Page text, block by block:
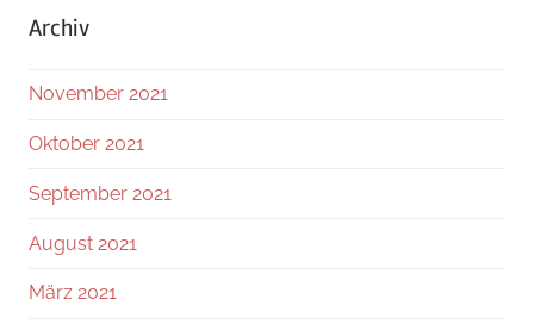
Archiv
November 2021
Oktober 2021
September 2021
August 2021
März 2021